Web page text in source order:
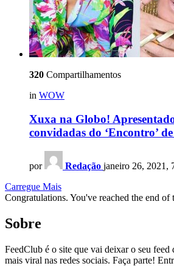
320 Compartilhamentos
in WOW
Xuxa na Globo!
convidadas do ‘Encontro’
por Redação janeiro 26, 2021,
Carregue Mais
Congratulations. You've reached the end of
Sobre
FeedClub é o site que vai deixar o seu feed
mais viral nas redes sociais. Faça parte!